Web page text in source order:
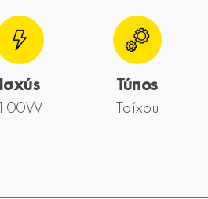
Ισχύς
100W
Τύπος
Τοίχου